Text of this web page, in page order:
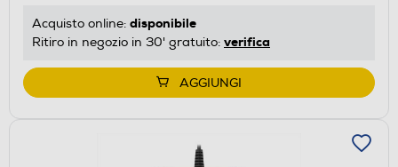
Acquisto online: disponibile
Ritiro in negozio in 30' gratuito: verifica
AGGIUNGI